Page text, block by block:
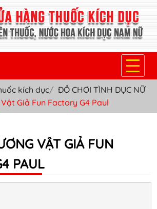
DỤC NAM
NAM
kích dục
ĐỒ CHƠI TÌNH DỤC NỮ
Giả Fun Factory G4 Paul
VẬT GIẢ FUN
PAUL